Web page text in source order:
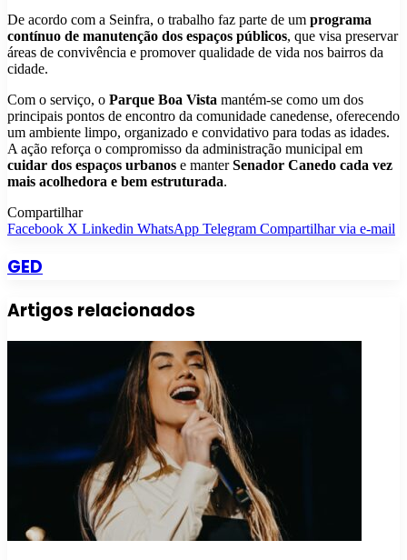
De acordo com a Seinfra, o trabalho faz parte de um programa
contínuo de manutenção dos espaços públicos, que visa preservar
áreas de convivência e promover qualidade de vida nos bairros da
cidade.
Com o serviço, o Parque Boa Vista mantém-se como um dos
principais pontos de encontro da comunidade canedense, oferecendo
um ambiente limpo, organizado e convidativo para todas as idades.
A ação reforça o compromisso da administração municipal em
cuidar dos espaços urbanos e manterSenador Canedo cada vez
mais acolhedora e bem estruturada.
Compartilhar
Facebook X Linkedin WhatsApp Telegram Compartilhar via e-mail
GED
Artigos relacionados